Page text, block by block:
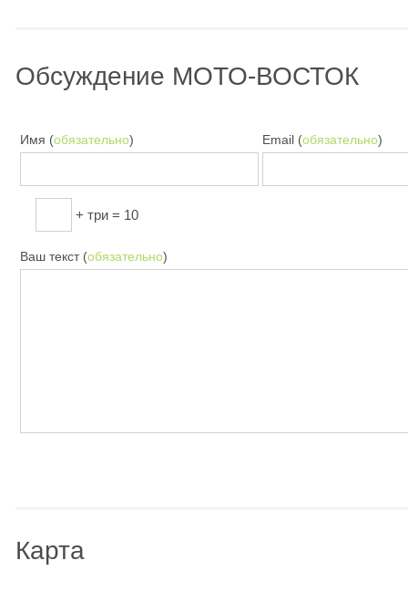
Обсуждение МОТО-ВОСТОК
Имя (обязательно) Email (обязательно)
+ три = 10
Ваш текст (обязательно)
Карта